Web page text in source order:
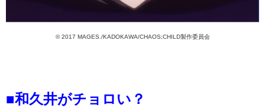
© 2017 MAGES./KADOKAWA/CHAOS;CHILD製作委員会
■和久井がチョロい？